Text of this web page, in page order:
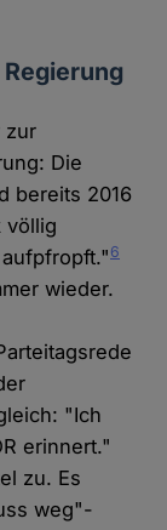
zur
Die
bereits 2016
völlig
6
wieder.
"Ich
erinnert."
zu. Es
weg"-